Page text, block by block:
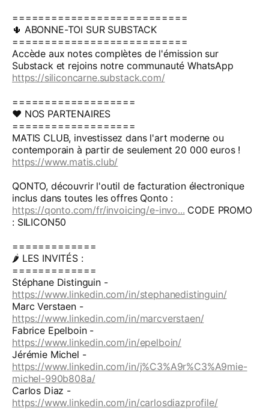
===========================
🌵 ABONNE-TOI SUR SUBSTACK
===========================
Accède aux notes complètes de l'émission sur
Substack et rejoins notre communauté WhatsApp
https://siliconcarne.substack.com/
===================
❤️ NOS PARTENAIRES
===================
MATIS CLUB, investissez dans l'art moderne ou
contemporain à partir de seulement 20 000 euros !
https://www.matis.club/
QONTO, découvrir l'outil de facturation électronique
inclus dans toutes les offres Qonto :
https://qonto.com/fr/invoicing/e-invo... CODE PROMO
: SILICON50
=============
🌶️ LES INVITÉS :
=============
Stéphane Distinguin -
https://www.linkedin.com/in/stephanedistinguin/
Marc Verstaen -
https://www.linkedin.com/in/marcverstaen/
Fabrice Epelboin -
https://www.linkedin.com/in/epelboin/
Jérémie Michel -
https://www.linkedin.com/in/j%C3%A9r%C3%A9mie-
michel-990b808a/
Carlos Diaz -
https://www.linkedin.com/in/carlosdiazprofile/